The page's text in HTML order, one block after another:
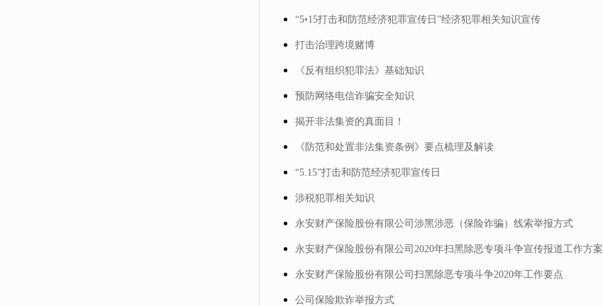
“5•15打击和防范经济犯罪宣传日”经济犯罪相关知识宣传
打击治理跨境赌博
《反有组织犯罪法》基础知识
预防网络电信诈骗安全知识
揭开非法集资的真面目！
《防范和处置非法集资条例》要点梳理及解读
“5.15”打击和防范经济犯罪宣传日
涉税犯罪相关知识
永安财产保险股份有限公司涉黑涉恶（保险诈骗）线索举报方式
永安财产保险股份有限公司2020年扫黑除恶专项斗争宣传报道工作方案
永安财产保险股份有限公司扫黑除恶专项斗争2020年工作要点
公司保险欺诈举报方式